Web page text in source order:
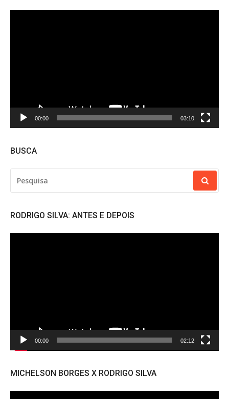
00:00 03:10
BUSCA
POR:
RODRIGO SILVA: ANTES E DEPOIS
00:00 02:12
MICHELSON BORGES X RODRIGO SILVA